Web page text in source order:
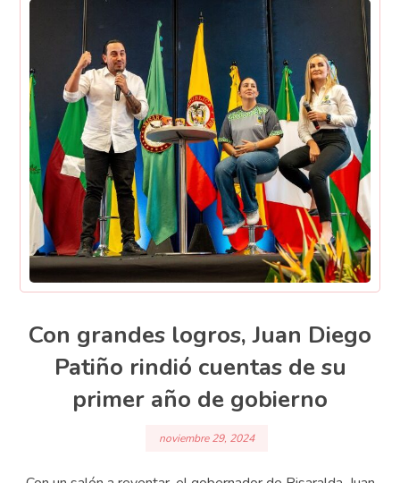
Con grandes logros, Juan Diego
Patiño rindió cuentas de su
primer año de gobierno
noviembre 29, 2024